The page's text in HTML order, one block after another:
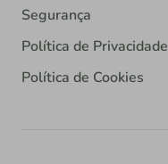
Segurança
Política de Privacidade
Política de Cookies